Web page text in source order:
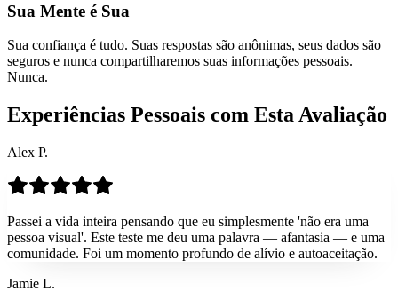
Sua Mente é Sua
Sua confiança é tudo. Suas respostas são anônimas, seus dados são
seguros e nunca compartilharemos suas informações pessoais.
Nunca.
Experiências Pessoais com Esta Avaliação
Alex P.
Passei a vida inteira pensando que eu simplesmente 'não era uma
pessoa visual'. Este teste me deu uma palavra — afantasia — e uma
comunidade. Foi um momento profundo de alívio e autoaceitação.
Jamie L.